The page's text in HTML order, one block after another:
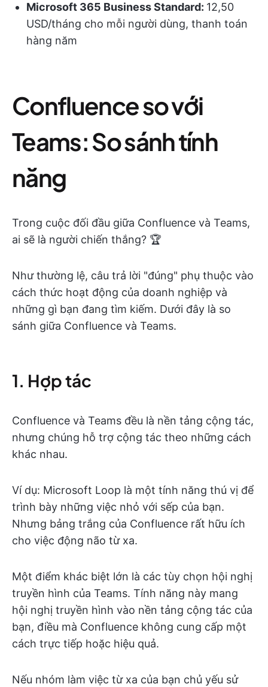
Microsoft 365 Business Standard: 12,50
USD/tháng cho mỗi người dùng, thanh toán
hàng năm
Confluence so với
Teams: So sánh tính
năng
Trong cuộc đối đầu giữa Confluence và Teams,
ai sẽ là người chiến thắng? 🏆
Như thường lệ, câu trả lời "đúng" phụ thuộc vào
cách thức hoạt động của doanh nghiệp và
những gì bạn đang tìm kiếm. Dưới đây là so
sánh giữa Confluence và Teams.
1. Hợp tác
Confluence và Teams đều là nền tảng cộng tác,
nhưng chúng hỗ trợ cộng tác theo những cách
khác nhau.
Ví dụ: Microsoft Loop là một tính năng thú vị để
trình bày những việc nhỏ với sếp của bạn.
Nhưng bảng trắng của Confluence rất hữu ích
cho việc động não từ xa.
Một điểm khác biệt lớn là các tùy chọn hội nghị
truyền hình của Teams. Tính năng này mang
hội nghị truyền hình vào nền tảng cộng tác của
bạn, điều mà Confluence không cung cấp một
cách trực tiếp hoặc hiệu quả.
Nếu nhóm làm việc từ xa của bạn chủ yếu sử